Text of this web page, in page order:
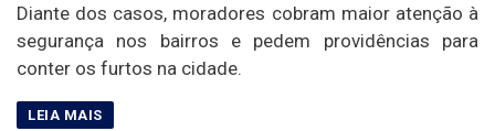
Diante dos casos, moradores cobram maior atenção à
segurança nos bairros e pedem providências para
conter os furtos na cidade.